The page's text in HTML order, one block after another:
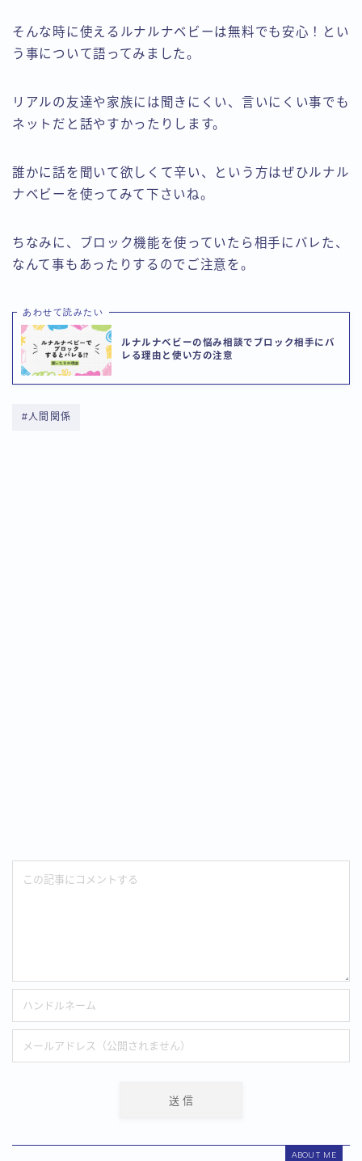
そんな時に使えるルナルナベビーは無料でも安心！とい
う事について語ってみました。
リアルの友達や家族には聞きにくい、言いにくい事でも
ネットだと話やすかったりします。
誰かに話を聞いて欲しくて辛い、という方はぜひルナル
ナベビーを使ってみて下さいね。
ちなみに、ブロック機能を使っていたら相手にバレた、
なんて事もあったりするのでご注意を。
あわせて読みたい
ルナルナベビーの悩み相談でブロック相手にバ
レる理由と使い方の注意
#人間関係
ABOUT ME